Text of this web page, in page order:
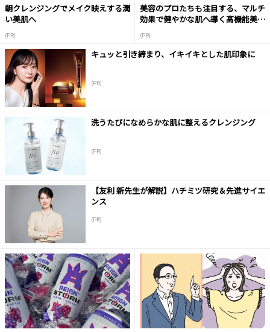
朝クレンジングでメイク映えする潤
い美肌へ
(PR)
美容のプロたちも注目する、マルチ
効果で健やかな肌へ導く高機能美容
(PR)
キュッと引き締まり、イキイキとした肌印象に
(PR)
洗うたびになめらかな肌に整えるクレンジング
(PR)
【友利 新先生が解説】ハチミツ研究＆先進サイエ
ンス
(PR)